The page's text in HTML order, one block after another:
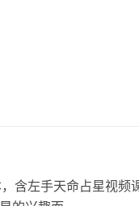
含左手天命占星视